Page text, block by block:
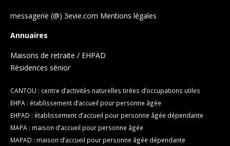
messagerie (@) 3evie.com Mentions légales
Annuaires
Maisons de retraite / EHPAD
Résidences sénior
CANTOU : centre d’activités naturelles tirées d’occupations utiles
EHPA : établissement d’accueil pour personne âgée
EHPAD : établissement d’accueil pour personne âgée dépendante
MAPA : maison d’accueil pour personne âgée
MAPAD : maison d’accueil pour personne âgée dépendante